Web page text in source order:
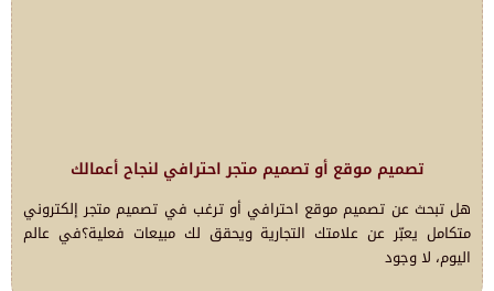
تصميم موقع أو تصميم متجر احترافي لنجاح أعمالك
هل تبحث عن تصميم موقع احترافي أو ترغب في تصميم متجر إلكتروني
متكامل يعبّر عن علامتك التجارية ويحقق لك مبيعات فعلية؟في عالم
اليوم، لا وجود